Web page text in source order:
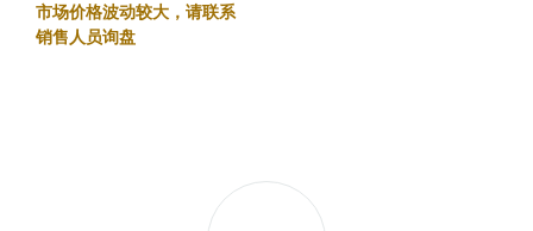
市场价格波动较大，请联系
销售人员询盘